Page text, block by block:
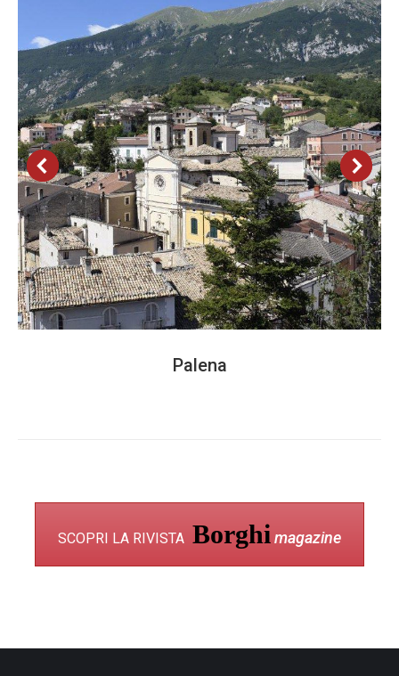
Palena
SCOPRI LA RIVISTA Borghi magazine